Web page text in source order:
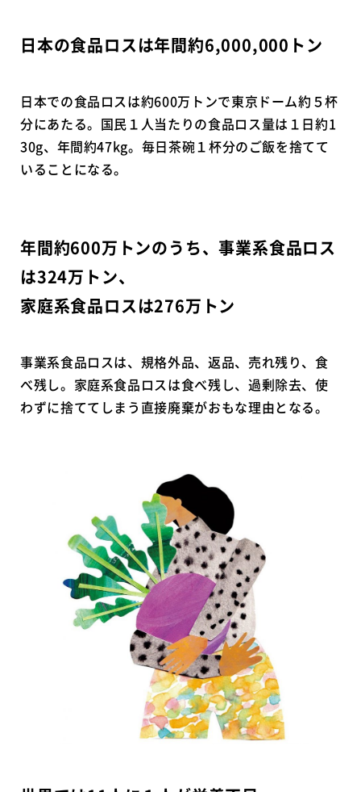
日本の食品ロスは年間約6,000,000トン
日本での食品ロスは約600万トンで東京ドーム約５杯
分にあたる。国民１人当たりの食品ロス量は１日約1
30g、年間約47kg。毎日茶碗１杯分のご飯を捨てて
いることになる。
年間約600万トンのうち、事業系食品ロス
は324万トン、
家庭系食品ロスは276万トン
事業系食品ロスは、規格外品、返品、売れ残り、食
べ残し。家庭系食品ロスは食べ残し、過剰除去、使
わずに捨ててしまう直接廃棄がおもな理由となる。